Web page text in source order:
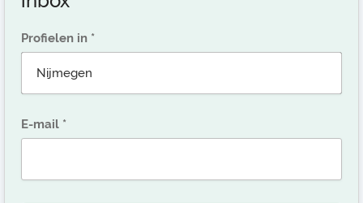
Profielen in
E-mail